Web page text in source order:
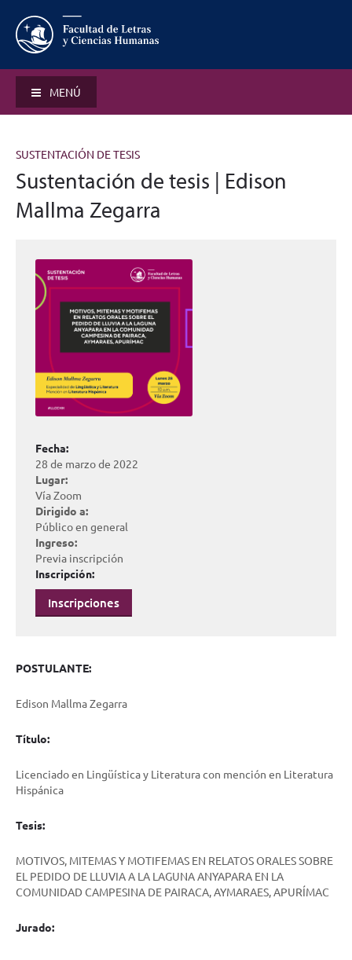
MENÚ
SUSTENTACIÓN DE TESIS
Sustentación de tesis | Edison
Mallma Zegarra
Fecha:
28 de marzo de 2022
Lugar:
Vía Zoom
Dirigido a:
Público en general
Ingreso:
Previa inscripción
Inscripción:
Inscripciones
POSTULANTE:
Edison Mallma Zegarra
Título:
Licenciado en Lingüística y Literatura con mención en Literatura
Hispánica
Tesis:
MOTIVOS, MITEMAS Y MOTIFEMAS EN RELATOS ORALES SOBRE
EL PEDIDO DE LLUVIA A LA LAGUNA ANYAPARA EN LA
COMUNIDAD CAMPESINA DE PAIRACA, AYMARAES, APURÍMAC
Jurado: